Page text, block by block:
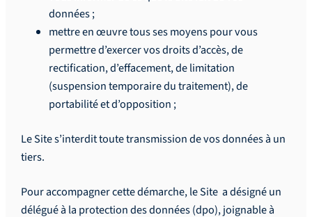
données ;
mettre en œuvre tous ses moyens pour vous
permettre d’exercer vos droits d’accès, de
rectification, d’effacement, de limitation
(suspension temporaire du traitement), de
portabilité et d’opposition ;
Le Site s’interdit toute transmission de vos données à un
tiers.
Pour accompagner cette démarche, le Site a désigné un
délégué à la protection des données (dpo), joignable à